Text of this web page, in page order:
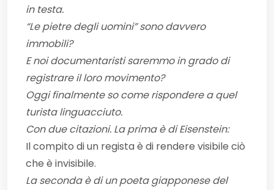
in testa.
“Le pietre degli uomini” sono davvero
immobili?
E noi documentaristi saremmo in grado di
registrare il loro movimento?
Oggi finalmente so come rispondere a quel
turista linguacciuto.
Con due citazioni. La prima è di Eisenstein:
Il compito di un regista è di rendere visibile ciò
che è invisibile.
La seconda è di un poeta giapponese del